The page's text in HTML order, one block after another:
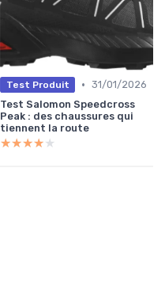
Test Produit • 31/01/2026
Test Salomon Speedcross
Peak : des chaussures qui
tiennent la route
★★★★★
★★★★★